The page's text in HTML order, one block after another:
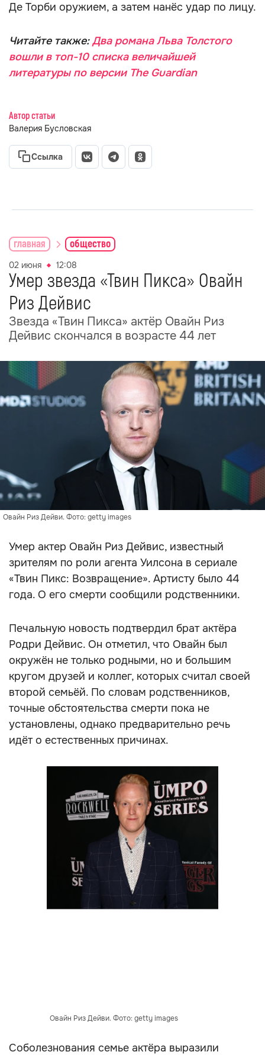
Де Торби оружием, а затем нанёс удар по лицу.
Читайте также:Два романа Льва Толстого
вошли в топ-10 списка величайшей
литературы по версии The Guardian
Автор статьи
Валерия Бусловская
Ссылка
главная общество
02 июня 12:08
Умер звезда «Твин Пикса» Овайн
Риз Дейвис
Звезда «Твин Пикса» актёр Овайн Риз
Дейвис скончался в возрасте 44 лет
Овайн Риз Дейви. Фото: getty images
Умер актер Овайн Риз Дейвис, известный
зрителям по роли агента Уилсона в сериале
«Твин Пикс: Возвращение». Артисту было 44
года. О его смерти сообщили родственники.
Печальную новость подтвердил брат актёра
Родри Дейвис. Он отметил, что Овайн был
окружён не только родными, но и большим
кругом друзей и коллег, которых считал своей
второй семьёй. По словам родственников,
точные обстоятельства смерти пока не
установлены, однако предварительно речь
идёт о естественных причинах.
Овайн Риз Дейви. Фото: getty images
Соболезнования семье актёра выразили